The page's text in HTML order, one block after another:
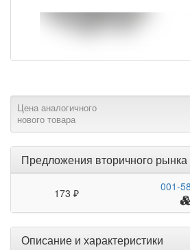
Цена аналогичного
нового товара
Предложения вторичного рынка
173 ₽
001-
Описание и характеристики